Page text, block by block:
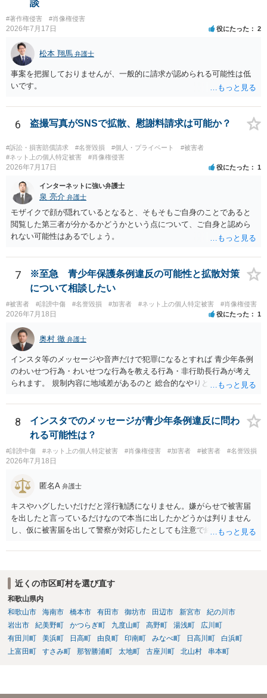
われた場合、御社の責任が当然に生じるわけではありません。しか
し、自己申告だけで購入でき、自社が照合不一致を検出しても販売を
止めていない現行の運用では、予測可能な不正への対策を怠ったとし
て、撮影された本人に対する損害賠償責任が認められる可能性があり
ます。 検討中の対策は、いずれも過剰ではなく、必要な方向性です。
ただし、それだけで十分とはいえません。ゲスト購入の廃止は購入者
の追跡には役立ちますが、その人が被写体本人であることまでは確認
できません。照合不一致時の販売保留・手動レビューは特に重要で
す。セッションの遡及作成は、検知するだけでなく、原則として販売
保留又は追加確認の対象とすべきです。フォレンジック透かしは転売
者の特定や抑止には有効ですが、不正購入や同意前の公開自体を防ぐ
方法、無認証プレビューの廃止、申出時の即時非公開化、未購入映像
の保存期間などを整備する必要があります。実際の画面、照合ロジッ
のリーガルチェックを受けるのがよいでしょう。
談
#著作権侵害 #肖像権侵害
2026年7月17日 役にたった 2
松本 翔馬 弁護士
事案を把握しておりませんが、一般的に請求が認められる可能性は低
いです。
6 盗撮写真がSNSで拡散、慰謝料請求は可能か？
#訴訟・損害賠償請求 #名誉毀損 #個人・プライベート
#被害者
#ネット上の個人特定被害
#肖像権侵害
2026年7月17日 役にたった 1
インターネットに強い弁護士
泉 亮介 弁護士
モザイクで顔が隠れているとなると、そもそもご自身のことであると
閲覧した第三者が分かるかどうかという点について、ご自身と認めら
れない可能性はあるでしょう。
7
※至急 青少年保護条例違反の可能性と拡散対策
について相談したい
#被害者 #誹謗中傷 #名誉毀損 #加害者 #ネット上の個人特定被害 #肖像権侵害
2026年7月18日 役にたった 1
奥村 徹 弁護士
インスタ等のメッセージや音声だけで犯罪になるとすれば 青少年条例
のわいせつ行為・わいせつな行為を教える行為・非行助長行為が考え
られます。 規制内容に地域差があるのと 総合的なやりとりの内容で判
す。
8
インスタでのメッセージが青少年条例違反に問わ
れる可能性は？
#誹謗中傷 #ネット上の個人特定被害 #肖像権侵害 #加害者 #被害者 #名誉毀損
2026年7月18日
匿名A 弁護士
キスやハグしたいだけだと淫行勧誘になりません。嫌がらせで被害届
を出したと言っているだけなので本当に出したかどうかは判りません
し、仮に被害届を出して警察が対応したとしても注意で終わるような
おくように。
近くの市区町村を選び直す
和歌山県内
和歌山市
海南市 橋本市 有田市 御坊市 田辺市 新宮市
紀の川市
岩出市
紀美野町 かつらぎ町 九度山町 高野町 湯浅町
広川町
有田川町
美浜町 日高町 由良町 印南町 みなべ町 日高川町
白浜町
上富田町
すさみ町 那智勝浦町 太地町 古座川町 北山村 串本町